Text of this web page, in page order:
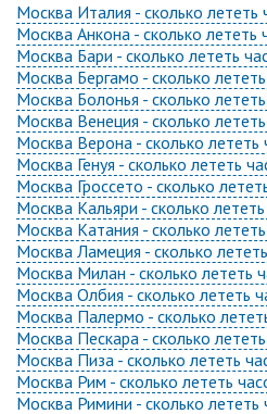
Москва Италия - сколько
Москва Анкона - сколько
Москва Бари - сколько лететь
Москва Бергамо - сколько
Москва Болонья - сколько
Москва Венеция - сколько
Москва Верона - сколько
Москва Генуя - сколько лететь
Москва Гроссето - сколько
Москва Кальяри - сколько
Москва Катания - сколько
Москва Ламеция - сколько
Москва Милан - сколько лететь
Москва Олбия - сколько лететь
Москва Палермо - сколько
Москва Пескара - сколько
Москва Пиза - сколько лететь
Москва Рим - сколько лететь
Москва Римини - сколько